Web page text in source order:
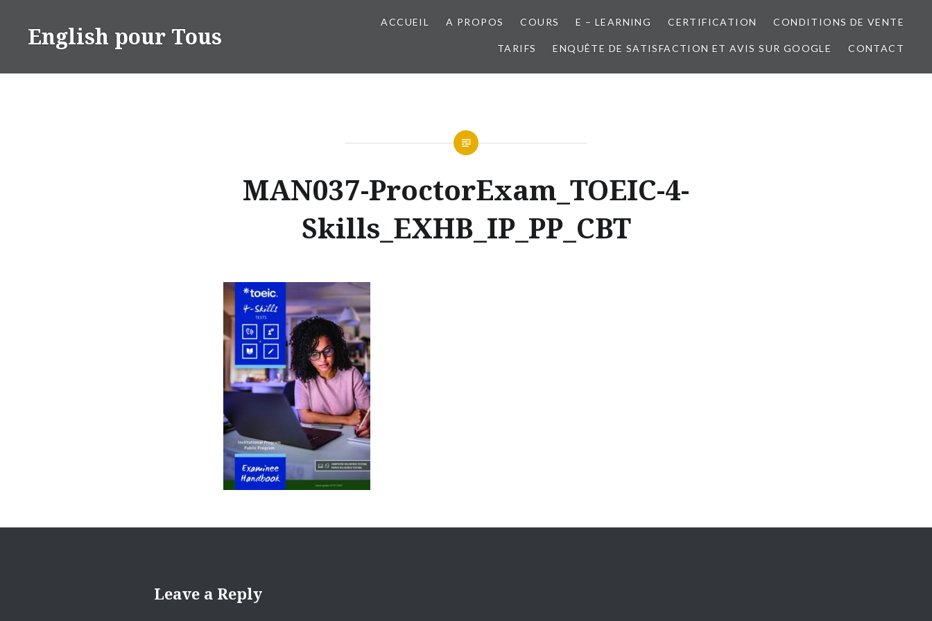
contentEnglish pour Tous
ACCUEIL A PROPOS COURS E – LEARNING CERTIFICATION CONDITIONS DE VENTE
TARIFS ENQUÊTE DE SATISFACTION ET AVIS SUR GOOGLE CONTACT
MAN037-ProctorExam_TOEIC-4-
Skills_EXHB_IP_PP_CBT
Leave a Reply